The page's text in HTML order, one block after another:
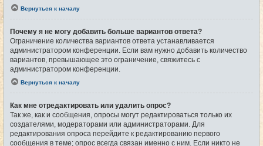
Вернуться к началу
Почему я не могу добавить больше вариантов ответа?
Ограничение количества вариантов ответа устанавливается
администратором конференции. Если вам нужно добавить количество
вариантов, превышающее это ограничение, свяжитесь с
администратором конференции.
Вернуться к началу
Как мне отредактировать или удалить опрос?
Так же, как и сообщения, опросы могут редактироваться только их
создателями, модераторами или администраторами. Для
редактирования опроса перейдите к редактированию первого
сообщения в теме; опрос всегда связан именно с ним. Если никто не